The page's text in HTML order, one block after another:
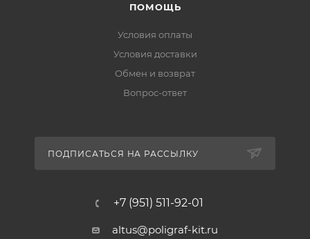
ПОМОЩЬ
Условия оплаты
Условия доставки
Обмен и возврат
Вопрос-ответ
ПОДПИСАТЬСЯ НА РАССЫЛКУ
+7 (951) 511-92-01
altus@poligraf-kit.ru